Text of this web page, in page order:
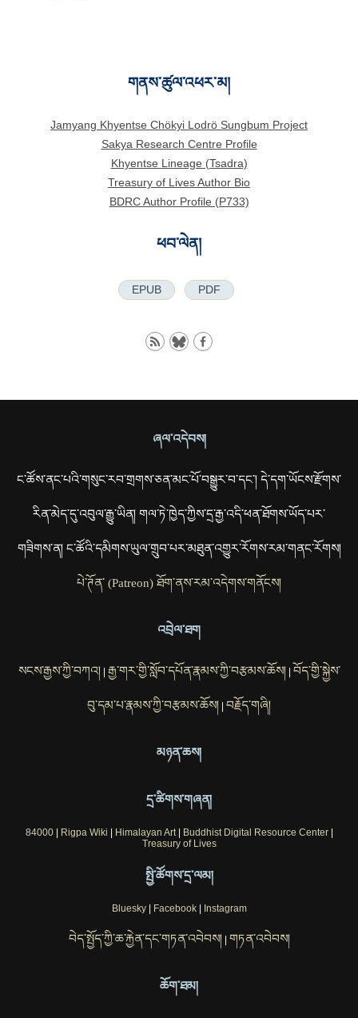
གནས་ཚུལ་འཕར་མ།
Jamyang Khyentse Chökyi Lodrö Sungbum Project
Sakya Research Centre Profile
Khyentse Lineage (Tsadra)
Treasury of Lives Author Bio
BDRC Author Profile (P733)
ཕབ་ལེན།
EPUB PDF
ཞལ་འདེབས།
ང་ཚོས་ནང་པའི་གསུང་རབ་གྲགས་ཅན་མང་པོ་བསྒྱུར་བ་དང་། དེ་དག་ཡོངས་རྫོགས་
རིན་མེད་དུ་འབུལ་རྒྱུ་ཡིན། གལ་ཏེ་ཁྱེད་ཀྱིས་དྲ་རྒྱ་འདི་ཕན་ཐོགས་ཡོད་པར་
གཟིགས་ན། ང་ཚོའི་དམིགས་ཡུལ་གྲུབ་པར་མཐུན་འགྱུར་རོགས་རམ་གནང་རོགས།
པེ་ཊོན་ (Patreon) ཐོག་ནས་རམ་འདེགས་གནོངས།
འབྲེལ་ཐག
སངས་རྒྱས་ཀྱི་བཀའ།| རྒྱ་གར་གྱི་སློབ་དཔོན་རྣམས་ཀྱི་བརྩམས་ཆོས།| བོད་གྱི་སྐྱེས་
བུ་དམ་པ་རྣམས་ཀྱི་བརྩམས་ཆོས། | བརྗོད་གཞི།
མཉན་ཆས།
དྲ་ཚིགས་གཞན།
84000| Rigpa Wiki | Himalayan Art| Buddhist Digital Resource Center|
Treasury of Lives
སྤྱི་ཚོགས་དྲ་ལམ།
Bluesky| Facebook| Instagram
བེད་སྤྱོད་ཀྱི་ཆ་རྐྱེན་དང་གཏན་འབེབས།| གཏན་འབེབས།
ཆོག་ཐམ།